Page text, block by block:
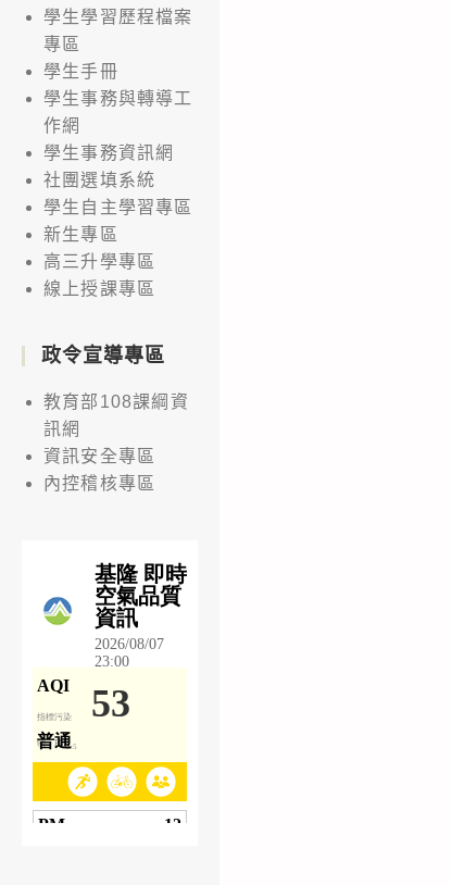
學生學習歷程檔案
專區
學生手冊
學生事務與轉導工
作網
學生事務資訊網
社團選填系統
學生自主學習專區
新生專區
高三升學專區
線上授課專區
政令宣導專區
教育部108課綱資
訊網
資訊安全專區
內控稽核專區